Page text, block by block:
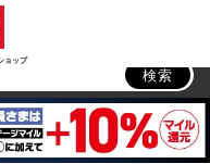
ョップ
検索